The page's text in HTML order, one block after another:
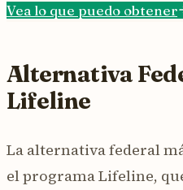
Vea lo que puedo obtener
Alternativa
Lifeline
La alternativa federal
el programa Lifeline,